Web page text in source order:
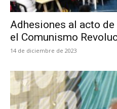
Adhesiones al acto
el Comunismo
14 de diciembre de 2023